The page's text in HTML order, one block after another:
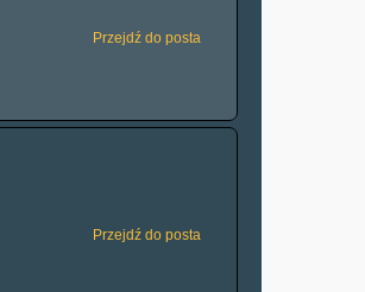
Przejdź do posta
Przejdź do posta